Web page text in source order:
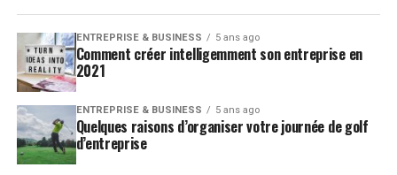
ENTREPRISE & BUSINESS 5 ans ago
Comment créer intelligemment son entreprise en
2021
ENTREPRISE & BUSINESS 5 ans ago
Quelques raisons d’organiser votre journée de golf
d’entreprise